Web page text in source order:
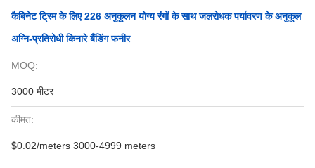
कैबिनेट ट्रिम के लिए 226 अनुकूलन योग्य रंगों के साथ जलरोधक पर्यावरण के अनुकूल
अग्नि-प्रतिरोधी किनारे बैंडिंग फनीर
MOQ:
3000 मीटर
कीमत:
$0.02/meters 3000-4999 meters